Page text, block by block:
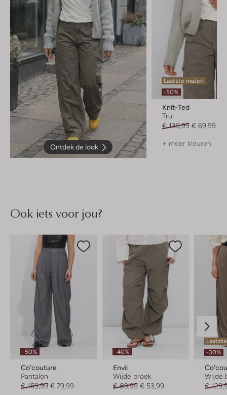
Ontdek de look
Laatste maten
-50%
Knit-Ted
Trui
€ 139,99 € 69,99
+ meer kleuren
Ook iets voor jou?
-50%
Co'couture
Pantalon
€ 159,99 € 79,99
-40%
Envii
Wijde broek
€ 89,99 € 53,99
-30%
Wijde
€